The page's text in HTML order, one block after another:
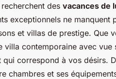
des vacances de
exceptionnels ne manquent
et villas de prestige. Que
villa contemporaine avec
qui correspond à vos désirs.
chambres et ses